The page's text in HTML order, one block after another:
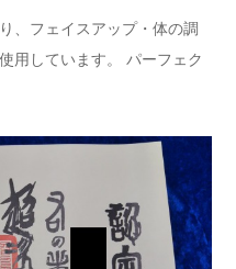
、フェイスアップ・体の調
用しています。 パーフェク